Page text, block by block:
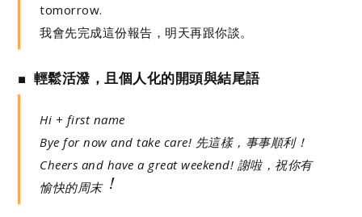
tomorrow.
我會先完成這份報告，明天再跟你談。
■ 輕鬆活潑，且個人化的開頭與結尾語
Hi + first name
Bye for now and take care! 先這樣，事事順利！
Cheers and have a great weekend! 謝啦，祝你有
愉快的周末！